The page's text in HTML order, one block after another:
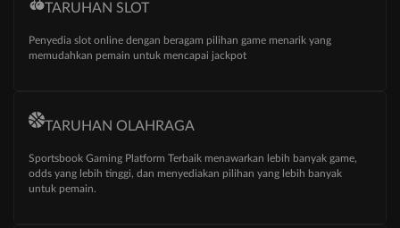
TARUHAN SLOT
Penyedia slot online dengan beragam pilihan game menarik yang
memudahkan pemain untuk mencapai jackpot
TARUHAN OLAHRAGA
Sportsbook Gaming Platform Terbaik menawarkan lebih banyak game,
odds yang lebih tinggi, dan menyediakan pilihan yang lebih banyak
untuk pemain.